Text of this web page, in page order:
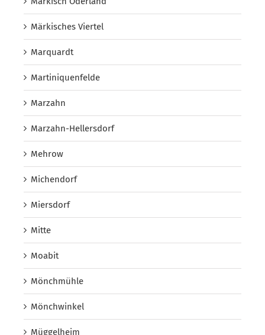
Märkisches Viertel
Marquardt
Martiniquenfelde
Marzahn
Marzahn-Hellersdorf
Mehrow
Michendorf
Miersdorf
Mitte
Moabit
Mönchmühle
Mönchwinkel
Müggelheim